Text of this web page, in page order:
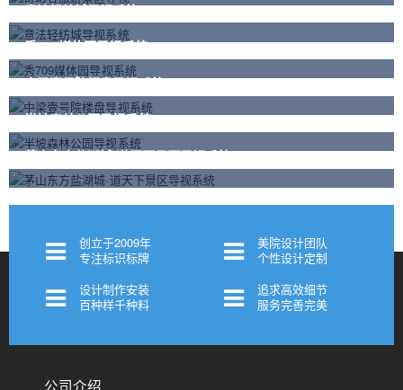
意法轻纺城导视系统
秀709媒体园导视系统
中梁壹号院楼盘导视系统
半坡森林公园导视系统
茅山东方盐湖城·道天下景区导视系统
创立于2009年
专注标识标牌
美院设计团队
个性设计定制
设计制作安装
百种样千种料
追求高效细节
服务完善完美
公司介绍